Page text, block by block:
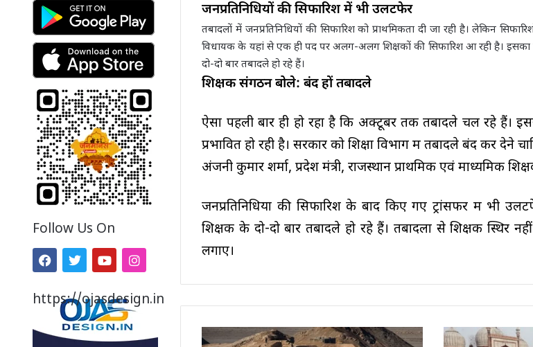
Follow Us On
https://ojasdesign.in
जनप्रतिनिधियों की सिफारिश में भी उलटफेर
तबादलों में जनप्रतिनिधियों की सिफारिश को प्राथमिकता दी जा रही है। लेकिन
विधायक के यहां से एक ही पद पर अलग-अलग शिक्षकों की सिफारिश आ रही है।
दो-दो बार तबादले हो रहे हैं।
शिक्षक संगठन बोले: बंद हों तबादले
ऐसा पहली बार ही हो रहा है कि अक्टूबर तक तबादले चल रहे हैं।
प्रभावित हो रही है। सरकार को शिक्षा विभाग में तबादले बंद कर देने
अंजनी कुमार शर्मा, प्रदेश मंत्री, राजस्थान प्राथमिक एवं माध्यमिक
जनप्रतिनिधियों की सिफारिश के बाद किए गए ट्रांसफर में भी
शिक्षक के दो-दो बार तबादले हो रहे हैं। तबादलों से शिक्षक स्थिर
लगाए।